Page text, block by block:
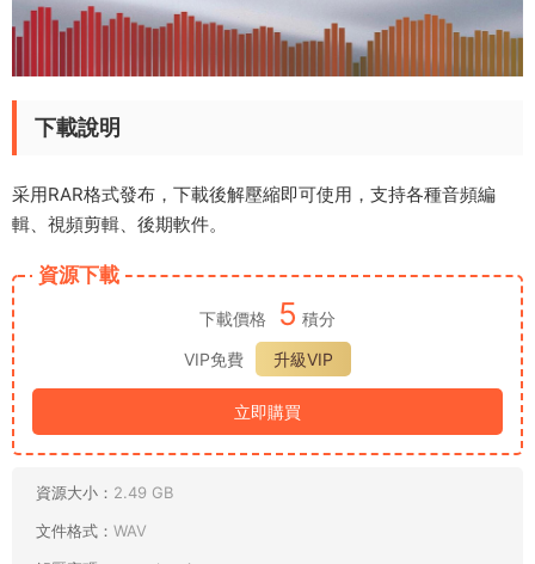
下載說明
采用RAR格式發布，下載後解壓縮即可使用，支持各種音頻編
輯、視頻剪輯、後期軟件。
資源下載
下載價格 5 積分
VIP免費
升級VIP
立即購買
資源大小： 2.49 GB
文件格式： WAV